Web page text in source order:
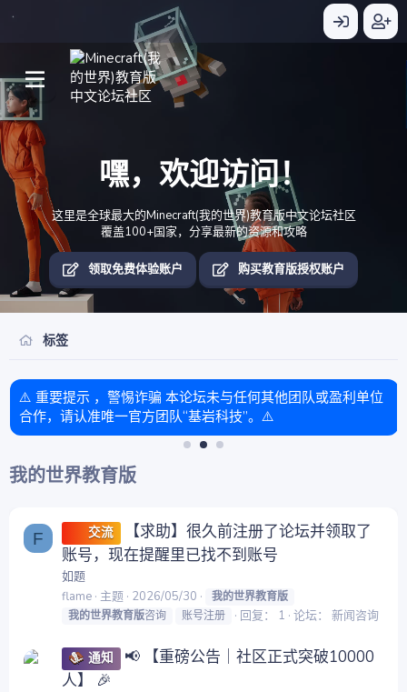
嘿，欢迎访问！
这里是全球最大的Minecraft(我的世界)教育版中文论坛社区
覆盖100+国家，分享最新的资源和攻略
领取免费体验账户 购买教育版授权账户
标签
⚠️ 重要提示 ，警惕诈骗 本论坛未与任何其他团队或盈利单位
合作，请认准唯一官方团队“基岩科技”。⚠️
我的世界教育版
F 交流
【求助】很久前注册了论坛并领取了
账号，现在提醒里已找不到账号
如题
flame 主题 2026/05/30
我的世界教育版
我的世界教育版咨询 账号注册 回复： 1 论坛： 新闻咨询
通知
📢 【重磅公告｜社区正式突破10000
人】 🎉